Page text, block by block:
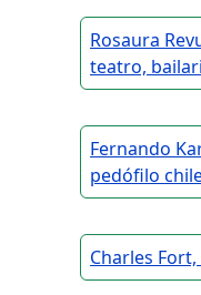
Rosaura
teatro,
Fernando
pedófilo
Charles